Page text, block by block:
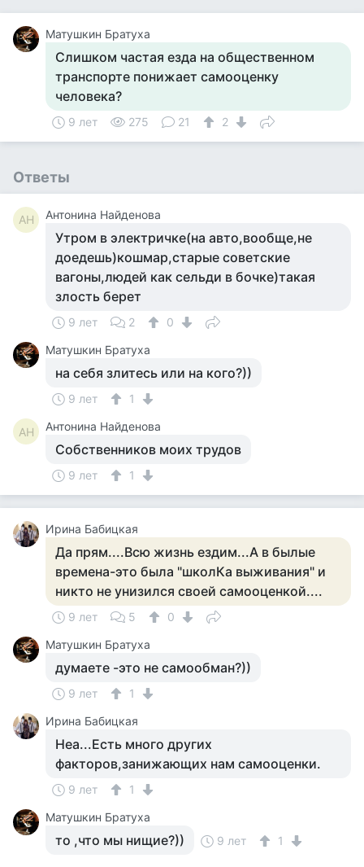
Матушкин Братуха
Слишком частая езда на общественном
транспорте понижает самооценку
человека?
9 лет 275 21 2
Ответы
АН Антонина Найденова
Утром в электричке(на авто,вообще,не
доедешь)кошмар,старые советские
вагоны,людей как сельди в бочке)такая
злость берет
9 лет 2
0
Матушкин Братуха
на себя злитесь или на кого?))
9 лет 1
АН Антонина Найденова
Собственников моих трудов
9 лет 1
Ирина Бабицкая
Да прям....Всю жизнь ездим...А в былые
времена-это была "школКа выживания" и
никто не унизился своей самооценкой....
9 лет 5
0
Матушкин Братуха
думаете -это не самообман?))
9 лет
1
Ирина Бабицкая
Неа...Есть много других
факторов,занижающих нам самооценки.
9 лет
1
Матушкин Братуха
то ,что мы нищие?)) 9 лет 1